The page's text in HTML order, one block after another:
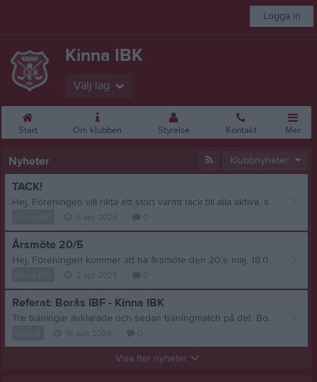
Logga in
Kinna IBK
Välj lag
Start Om klubben Styrelse Kontakt Mer
Nyheter Klubbnyheter
TACK!
Hej, Föreningen vill rikta ett stort varmt tack till alla aktiva, spelare, ledare och föräldrar som var med och bidrog till en rolig och lyckad avslutning. Efter lite inledande strul fick vi ändå njuta av en dag med fullt ös, kämpande spelare och lyckliga vinnare. Nu ser vi fram mot en ny säsong tillsammans. TACK! Passar också på att påminna också om vårt årsmöte: Föreningen kommer att ha årsmöte den 20:e maj. 18:00-20:00 i Lyckehallens cafeteria Förslag och motioner måste inkomma till styrelsen senast 4 veckor innan årsmötet. Välkomna dit!
Årsmöte 20/5
Hej, Föreningen kommer att ha årsmöte den 20:e maj. 18:00-20:00 i Lyckehallens cafeteria Förslag och motioner måste inkomma till styrelsen senast 4 veckor innan årsmötet. Tack på förhand och vi hoppas att vi ses där.
Referat: Borås IBF - Kinna IBK
Tre träningar avklarade och sedan träningmatch på det. Borås IBF bjöd in oss till dem så här i försäsongsstarten. Vi gör en bra match motståndet till trots. Det skiljer ju ändå två nivåer på oss. Borås ramlade förvisso ner till trean inför säsongen och har ju varit ett etablerat lag i tvåan. Förväntningarna på matchbilden speglade ganska väl den verklighet vi ställdes inför. Borås drog upp ett bra tempo och vi fick jobba rejält för att hänga med. Ju längre in i matchen vi kom ju mer började det sätta sig och stundtals så står vi upp ganska bra. Kul att junisarna visar framfötterna och hela laget kämpar väl. I sin helhet är vi nöjda med vad vi presterade och vi ser förväntansfullt fram mot seristarten och säsongen. Tack ni publik som åkte in och stöttade oss.
Visa fler nyheter